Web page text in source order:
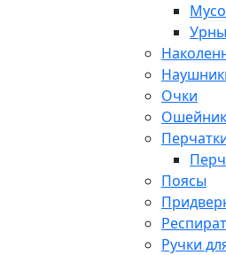
Урны
Очки
Поясы
Ручки